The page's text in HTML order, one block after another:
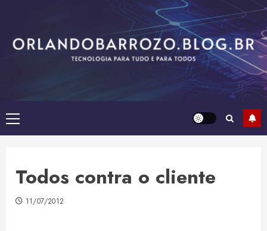
content
Primary
Menu
Todos contra o cliente
11/07/2012